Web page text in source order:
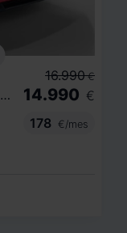
1.0 TGDI 74KW (100CV) 48V KLASS
16.990 €
14.990 €
178
€/mes